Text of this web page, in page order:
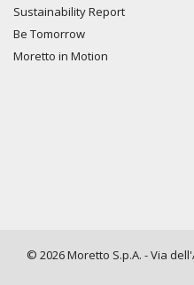
Sustainability Report
Be Tomorrow
Moretto in Motion
© 2026 Moretto S.p.A. - Via